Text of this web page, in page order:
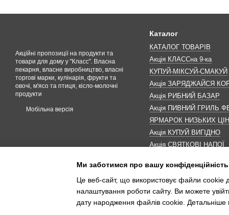
Акційні пропозиції на продукти та
товари для дому у "Класс". Власна
пекарня, власне виробництво, власні
торгові марки, кулінарія, фрукти та
овочі, м'ясо та птиця, кісло-молочні
продукти
Мобільна версія
Каталог
КАТАЛОГ ТОВАРІВ
Акція КЛАССна 9-ка
КУПУЙ-МІКСУЙ-СМАКУЙ
Акція ЗАРЯДЖАЙСЯ
Акція РИБНИЙ БАЗАР
Акція ПИВНИЙ ГРИЛЬ
ЯРМАРОК НИЗЬКИХ ЦІН
Акція КУПУЙ ВИГІДНО
Акція СВЯТКОВІ НАПОЇ
Акція ДО МАКОВЕЯ
ІНШІ АКЦІЇ
Ми заботимся про вашу конфіденційність
Це веб-сайт, що використовує файли cookie
налаштування роботи сайту. Ви можете
дату народження файлів cookie. Детальніше